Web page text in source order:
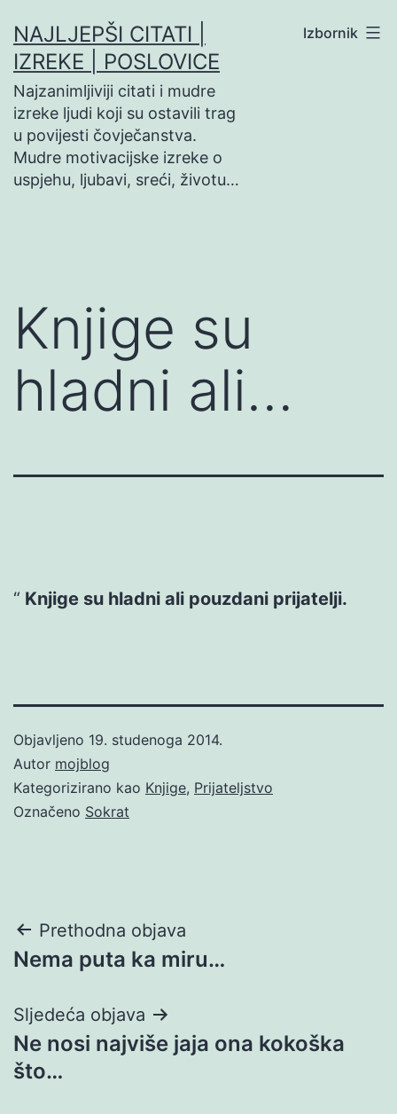
na
sadržaj
NAJLJEPŠI CITATI |
IZREKE | POSLOVICE
Najzanimljiviji citati i mudre
izreke ljudi koji su ostavili trag
u povijesti čovječanstva.
Mudre motivacijske izreke o
uspjehu, ljubavi, sreći, životu…
Izbornik
Knjige su
hladni ali…
Knjige su hladni ali pouzdani prijatelji.
Objavljeno 19. studenoga 2014.
Autor mojblog
Kategorizirano kao Knjige, Prijateljstvo
Označeno Sokrat
Navigacija
objava
Prethodna objava
Nema puta ka miru…
Sljedeća objava
Ne nosi najviše jaja ona kokoška
što…